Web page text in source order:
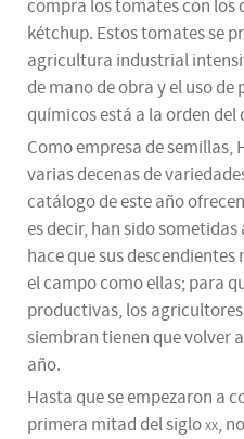
compra los tomates con los
kétchup. Estos tomates se
agricultura industrial
de mano de obra y el uso
químicos está a la orden del
Como empresa de semillas,
varias decenas de
catálogo de este año
es decir, han sido
hace que sus
el campo como ellas; para
productivas, los
siembran tienen que volver
año.
Hasta que se empezaron a
primera mitad del sigloxx,